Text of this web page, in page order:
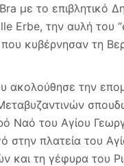
με το επιβλητικό
Erbe, την αυλή του
κυβέρνησαν τη
ακολούθησε την
Ναό του Αγίου
στην πλατεία του
και τη γέφυρα του